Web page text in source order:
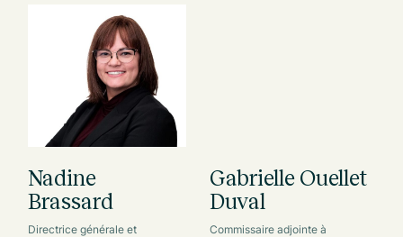
Nadine
Brassard
Directrice générale et
Gabrielle Ouellet
Duval
Commissaire adjointe à